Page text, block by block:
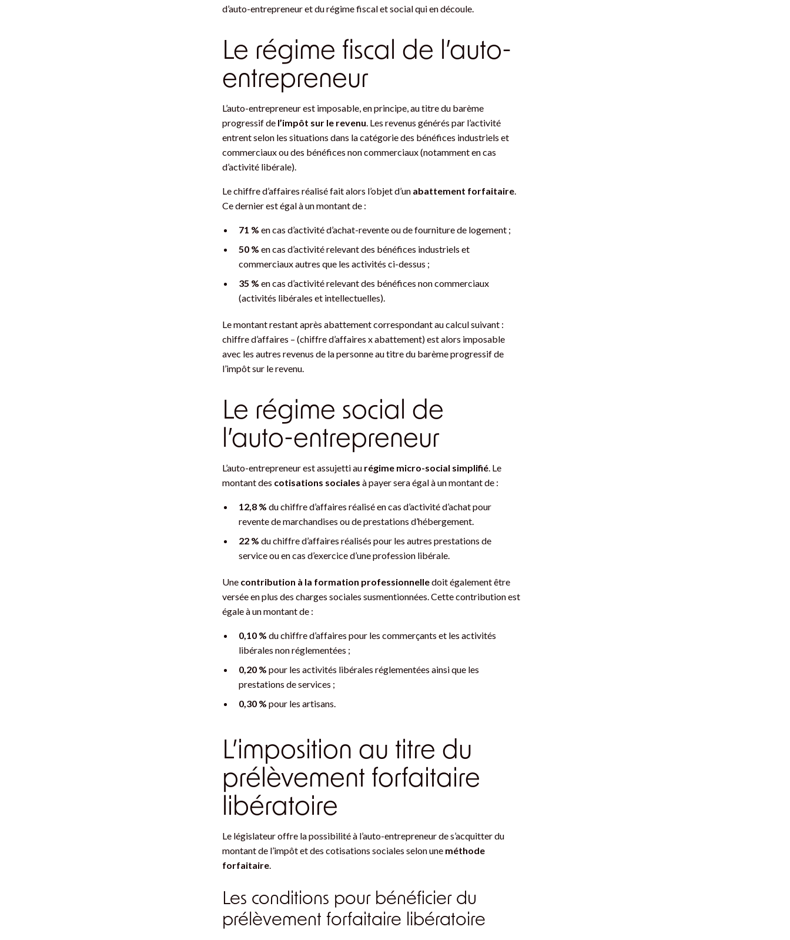
d’auto-entrepreneur et du régime fiscal et social qui en découle.
Le régime fiscal de l’auto-
entrepreneur
L’auto-entrepreneur est imposable, en principe, au titre du barème
progressif de l’impôt sur le revenu . Les revenus générés par l’activité
entrent selon les situations dans la catégorie des bénéfices industriels et
commerciaux ou des bénéfices non commerciaux (notamment en cas
d’activité libérale).
Le chiffre d’affaires réalisé fait alors l’objet d’un abattement forfaitaire
Ce dernier est égal à un montant de :
71 % en cas d’activité d’achat-revente ou de fourniture de logement ;
50 % en cas d’activité relevant des bénéfices industriels et
commerciaux autres que les activités ci-dessus ;
35 % en cas d’activité relevant des bénéfices non commerciaux
(activités libérales et intellectuelles).
Le montant restant après abattement correspondant au calcul suivant :
chiffre d’affaires – (chiffre d’affaires x abattement) est alors imposable
avec les autres revenus de la personne au titre du barème progressif de
l’impôt sur le revenu.
Le régime social de
l’auto-entrepreneur
L’auto-entrepreneur est assujetti au régime micro-social simplifié . Le
montant des cotisations sociales à payer sera égal à un montant de :
12,8 % du chiffre d’affaires réalisé en cas d’activité d’achat pour
revente de marchandises ou de prestations d’hébergement.
22 % du chiffre d’affaires réalisés pour les autres prestations de
service ou en cas d’exercice d’une profession libérale.
Une contribution à la formation professionnelledoit également être
versée en plus des charges sociales susmentionnées. Cette contribution est
égale à un montant de :
0,10 % du chiffre d’affaires pour les commerçants et les activités
libérales non réglementées ;
0,20 % pour les activités libérales réglementées ainsi que les
prestations de services ;
0,30 % pour les artisans.
L’imposition au titre du
prélèvement forfaitaire
libératoire
Le législateur offre la possibilité à l’auto-entrepreneur de s’acquitter du
montant de l’impôt et des cotisations sociales selon une méthode
forfaitaire
Les conditions pour bénéficier du
prélèvement forfaitaire libératoire